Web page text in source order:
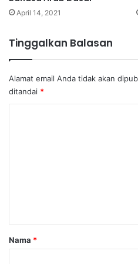
April 14, 2021
Tinggalkan Balasan
Alamat email Anda tidak akan
ditandai *
rNama *